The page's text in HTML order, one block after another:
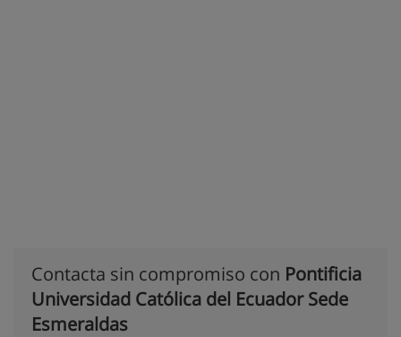
Contacta sin compromiso con Pontificia
Universidad Católica del Ecuador Sede
Esmeraldas